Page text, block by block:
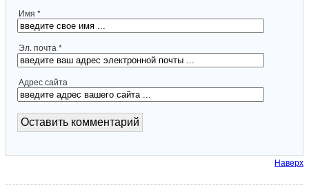
Имя *
Эл. почта *
Адрес сайта
Наверх